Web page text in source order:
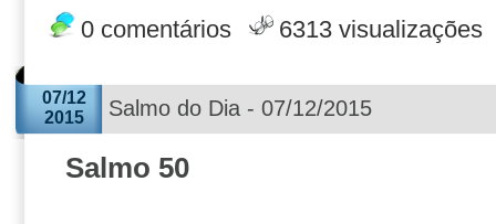
0 comentários 6313 visualizações
07/12
2015
Salmo do Dia - 07/12/2015
Salmo 50